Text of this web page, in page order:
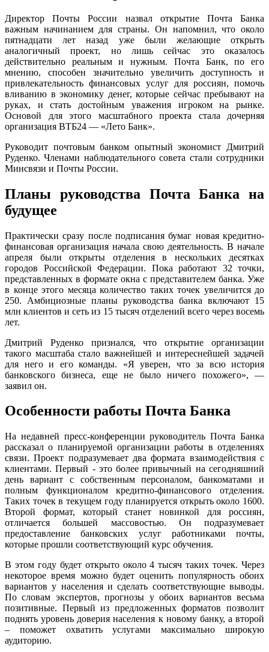
Директор Почты России назвал открытие Почта Банка
важным начинанием для страны. Он напомнил, что около
пятнадцати лет назад уже были желающие открыть
аналогичный проект, но лишь сейчас это оказалось
действительно реальным и нужным. Почта Банк, по его
мнению, способен значительно увеличить доступность и
привлекательность финансовых услуг для россиян, помочь
вливанию в экономику денег, которые сейчас пребывают на
руках, и стать достойным уважения игроком на рынке.
Основой для этого масштабного проекта стала дочерняя
организация ВТБ24 — «Лето Банк».
Руководит почтовым банком опытный экономист Дмитрий
Руденко. Членами наблюдательного совета стали сотрудники
Минсвязи и Почты России.
Планы руководства Почта Банка на
будущее
Практически сразу после подписания бумаг новая кредитно-
финансовая организация начала свою деятельность. В начале
апреля были открыты отделения в нескольких десятках
городов Российской Федерации. Пока работают 32 точки,
представленных в формате окна с представителем банка. Уже
в конце этого месяца количество таких точек увеличится до
250. Амбициозные планы руководства банка включают 15
млн клиентов и сеть из 15 тысяч отделений всего через восемь
лет.
Дмитрий Руденко признался, что открытие организации
такого масштаба стало важнейшей и интереснейшей задачей
для него и его команды. «Я уверен, что за всю история
банковского бизнеса, еще не было ничего похожего», —
заявил он.
Особенности работы Почта Банка
На недавней пресс-конференции руководитель Почта Банка
рассказал о планируемой организации работы в отделениях
связи. Проект подразумевает два формата взаимодействия с
клиентами. Первый - это более привычный на сегодняшний
день вариант с собственным персоналом, банкоматами и
полным функционалом кредитно-финансового отделения.
Таких точек в текущем году планируется открыть около 1600.
Второй формат, который станет новинкой для россиян,
отличается большей массовостью. Он подразумевает
предоставление банковских услуг работниками почты,
которые прошли соответствующий курс обучения.
В этом году будет открыто около 4 тысяч таких точек. Через
некоторое время можно будет оценить популярность обоих
вариантов у населения и сделать соответствующие выводы.
По словам экспертов, прогнозы у обоих вариантов весьма
позитивные. Первый из предложенных форматов позволит
поднять уровень доверия населения к новому банку, а второй
– поможет охватить услугами максимально широкую
аудиторию.